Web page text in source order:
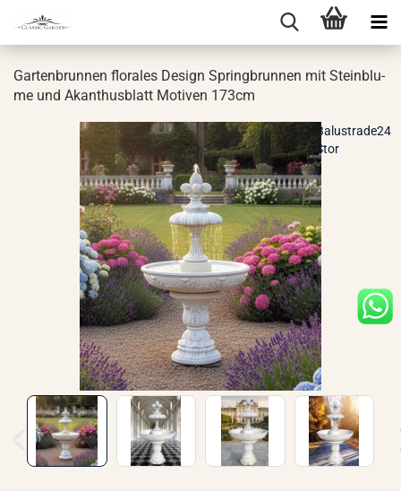
Gar­ten­brun­nen flo­ra­les De­sign Spring­brun­nen mit Stein­blu­
me und Akan­thus­blatt Mo­ti­ven 173cm
Balustrade24
Stor